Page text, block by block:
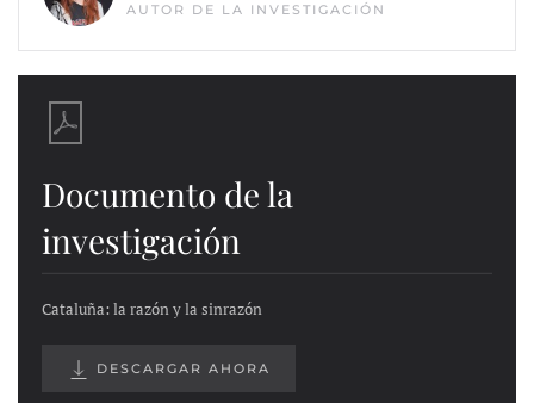
AUTOR DE LA INVESTIGACIÓN
Documento de la
investigación
Cataluña: la razón y la sinrazón
DESCARGAR AHORA